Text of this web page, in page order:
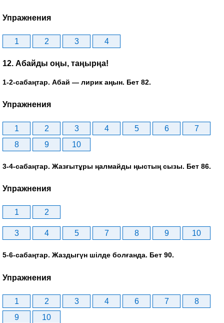
Упражнения
1 2 3 4
12. Абайды оңы, таңырңа!
1-2-сабаңтар. Абай — лирик аңын. Бет 82.
Упражнения
1 2 3 4 5 6
7
8
9 10
3-4-сабаңтар. Жазғытұры ңалмайды ңыстың сызы. Бет 86.
Упражнения
1 2
3 4 5 7 8 9 10
5-6-сабаңтар. Жаздыгүн шілде болғанда. Бет 90.
Упражнения
1 2 3 4 6 7
8
9
10